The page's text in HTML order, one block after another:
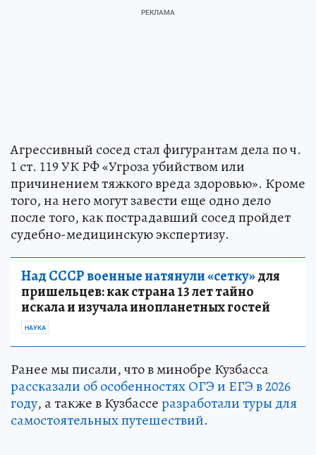
Агрессивный сосед стал фигурантам дела по ч.
1 ст. 119 УК РФ «Угроза убийством или
причинением тяжкого вреда здоровью». Кроме
того, на него могут завести еще одно дело
после того, как пострадавший сосед пройдет
судебно-медицинскую экспертизу.
Над СССР военные натянули «сетку»для
пришельцев: как страна 13 лет тайно
искала и изучала инопланетных гостей
НАУКА
Ранее мы писали, что в минобре Кузбасса
рассказали об особенностях ОГЭ и ЕГЭ в 2026
году, а также в Кузбассеразработали туры для
самостоятельных путешествий.